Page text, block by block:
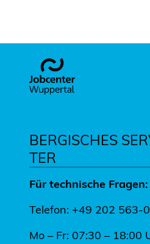
Footer
BERGISCHES
TER
Für technische Fragen:
Telefon: +49 202 563-0
Mo – Fr: 07:30 – 18:00